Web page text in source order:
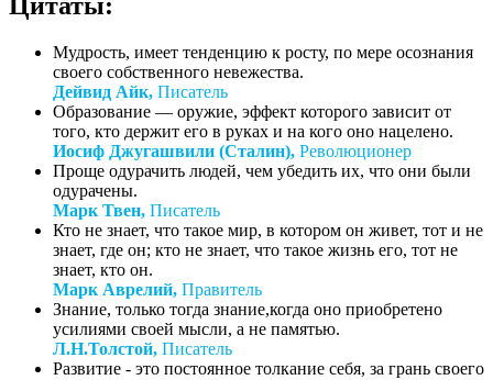
Мудрость, имеет тенденцию к росту, по мере осознания
своего собственного невежества.
Дейвид Айк, Писатель
Образование — оружие, эффект которого зависит от
того, кто держит его в руках и на кого оно нацелено.
Иосиф Джугашвили (Сталин), Революционер
Проще одурачить людей, чем убедить их, что они были
одурачены.
Марк Твен, Писатель
Кто не знает, что такое мир, в котором он живет, тот и не
знает, где он; кто не знает, что такое жизнь его, тот не
знает, кто он.
Марк Аврелий, Правитель
Знание, только тогда знание,когда оно приобретено
усилиями своей мысли, а не памятью.
Л.Н.Толстой, Писатель
Развитие - это постоянное толкание себя, за грань своего